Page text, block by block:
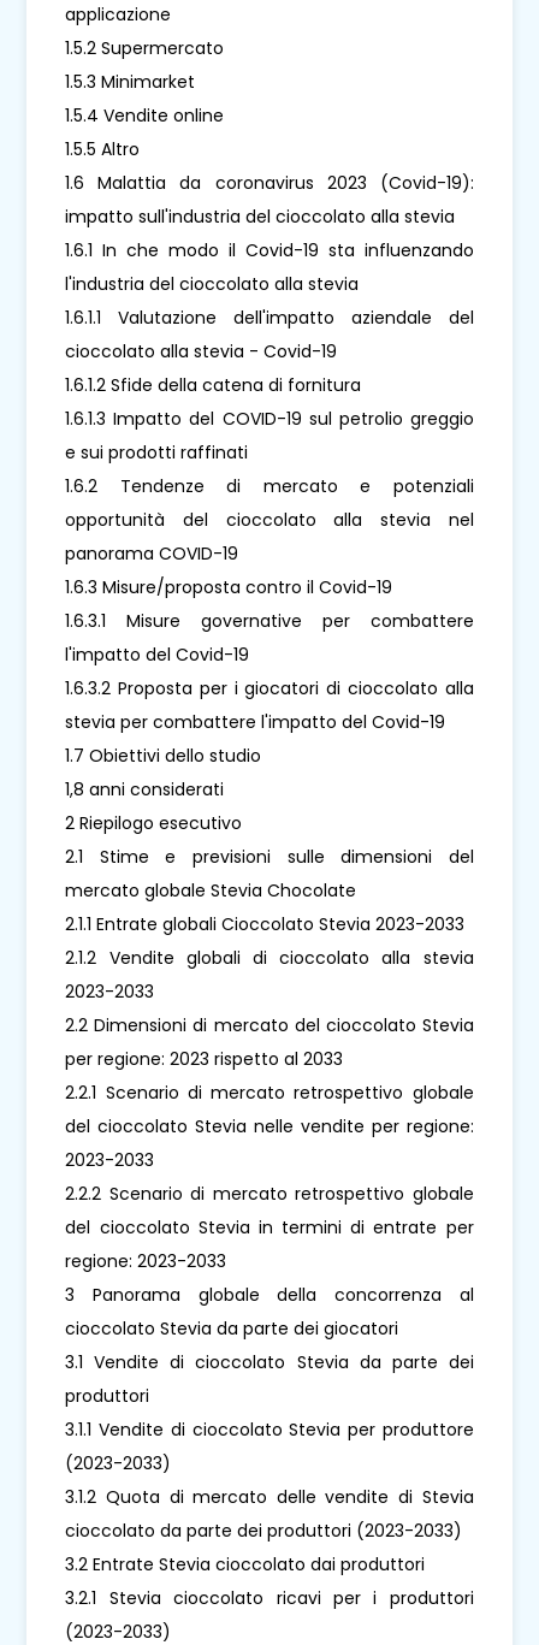
applicazione
1.5.2 Supermercato
1.5.3 Minimarket
1.5.4 Vendite online
1.5.5 Altro
1.6 Malattia da coronavirus 2023 (Covid-19):
impatto sull'industria del cioccolato alla stevia
1.6.1 In che modo il Covid-19 sta influenzando
l'industria del cioccolato alla stevia
1.6.1.1 Valutazione dell'impatto aziendale del
cioccolato alla stevia - Covid-19
1.6.1.2 Sfide della catena di fornitura
1.6.1.3 Impatto del COVID-19 sul petrolio greggio
e sui prodotti raffinati
1.6.2 Tendenze di mercato e potenziali
opportunità del cioccolato alla stevia nel
panorama COVID-19
1.6.3 Misure/proposta contro il Covid-19
1.6.3.1 Misure governative per combattere
l'impatto del Covid-19
1.6.3.2 Proposta per i giocatori di cioccolato alla
stevia per combattere l'impatto del Covid-19
1.7 Obiettivi dello studio
1,8 anni considerati
2 Riepilogo esecutivo
2.1 Stime e previsioni sulle dimensioni del
mercato globale Stevia Chocolate
2.1.1 Entrate globali Cioccolato Stevia 2023-2033
2.1.2 Vendite globali di cioccolato alla stevia
2023-2033
2.2 Dimensioni di mercato del cioccolato Stevia
per regione: 2023 rispetto al 2033
2.2.1 Scenario di mercato retrospettivo globale
del cioccolato Stevia nelle vendite per regione:
2023-2033
2.2.2 Scenario di mercato retrospettivo globale
del cioccolato Stevia in termini di entrate per
regione: 2023-2033
3 Panorama globale della concorrenza al
cioccolato Stevia da parte dei giocatori
3.1 Vendite di cioccolato Stevia da parte dei
produttori
3.1.1 Vendite di cioccolato Stevia per produttore
(2023-2033)
3.1.2 Quota di mercato delle vendite di Stevia
cioccolato da parte dei produttori (2023-2033)
3.2 Entrate Stevia cioccolato dai produttori
3.2.1 Stevia cioccolato ricavi per i produttori
(2023-2033)